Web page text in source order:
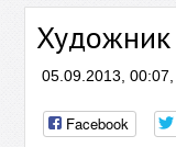
05.09.2013, 00:07,
Facebook